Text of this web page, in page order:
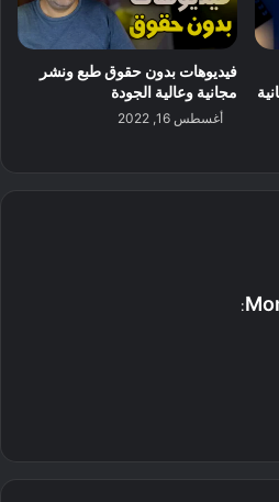
فيديوهات بدون حقوق طبع ونشر
مجانية وعالية الجودة
أغسطس 16, 2022
: